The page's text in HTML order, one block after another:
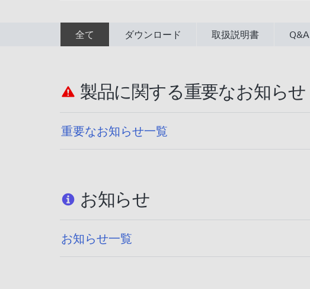
全て ダウンロード 取扱説明書 Q&A
製品に関する重要なお知らせ
重要なお知らせ一覧
お知らせ
お知らせ一覧